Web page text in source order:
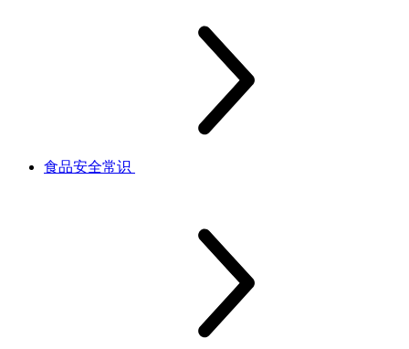
食品安全常识